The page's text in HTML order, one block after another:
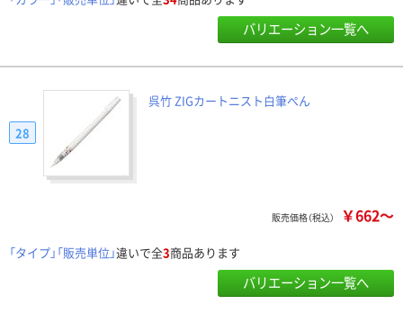
バリエーション一覧へ
呉竹 ZIGカートニスト白筆ぺん
28
販売価格（税込） ￥662～
「タイプ」「販売単位」違いで全3商品あります
バリエーション一覧へ